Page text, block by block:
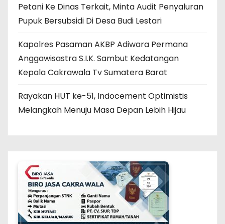
Petani Ke Dinas Terkait, Minta Audit Penyaluran
Pupuk Bersubsidi Di Desa Budi Lestari
Kapolres Pasaman AKBP Adiwara Permana
Anggawisastra S.I.K. Sambut Kedatangan
Kepala Cakrawala Tv Sumatera Barat
Rayakan HUT ke-51, Indocement Optimistis
Melangkah Menuju Masa Depan Lebih Hijau